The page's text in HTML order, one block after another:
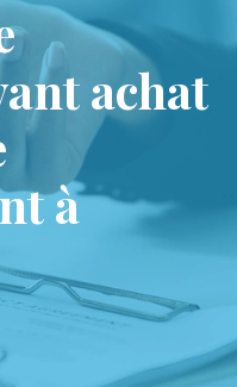
achat
à